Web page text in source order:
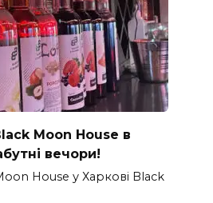
Moon House в
вечори!
House у Харкові Black